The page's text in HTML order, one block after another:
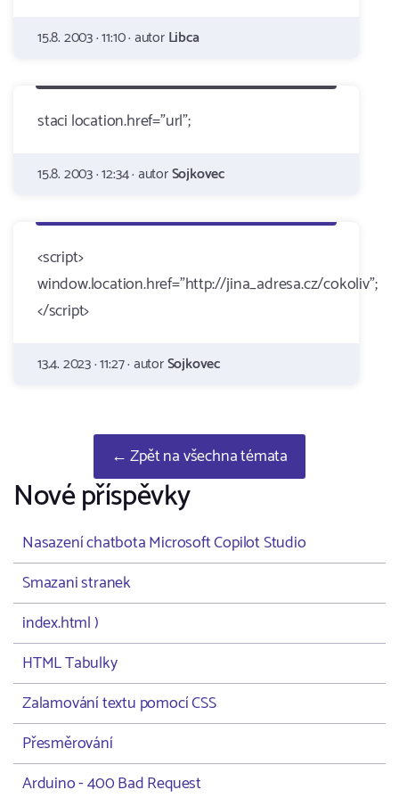
15.8. 2003 · 11:10 · autorLibca
staci location.href="url";
15.8. 2003 · 12:34 · autorSojkovec
<script>
window.location.href="http://jina_adresa.cz/cokoliv";
</script>
13.4. 2023 · 11:27 · autorSojkovec
← Zpět na všechna témata
Nové příspěvky
Nasazení chatbota Microsoft Copilot Studio
Smazani stranek
index.html )
HTML Tabulky
Zalamování textu pomocí CSS
Přesměrování
Arduino - 400 Bad Request